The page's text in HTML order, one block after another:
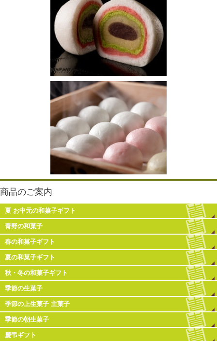
商品のご案内
夏 お中元の和菓子ギフト
青野の和菓子
春の和菓子ギフト
夏の和菓子ギフト
秋・冬の和菓子ギフト
季節の生菓子
季節の上生菓子 主菓子
季節の朝生菓子
慶弔ギフト